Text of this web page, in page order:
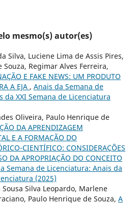
mesmo(s) autor(es)
Silva, Luciene Lima de Assis Pires,
Souza, Regimar Alves Ferreira,
E FAKE NEWS: UM PRODUTO
A EJA , Anais da Semana de
da XXI Semana de Licenciatura
Oliveira, Paulo Henrique de
DA APRENDIZAGEM
E A FORMAÇÃO DO
CIENTÍFICO: CONSIDERAÇÕES
DA APROPRIAÇÃO DO CONCEITO
Semana de Licenciatura: Anais da
(2025)
Silva Leopardo, Marlene
Paulo Henrique de Souza, A